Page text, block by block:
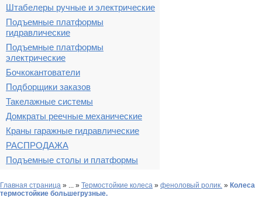
Штабелеры ручные и электрические
Подъемные платформы
гидравлические
Подъемные платформы
электрические
Бочкокантователи
Подборщики заказов
Такелажные системы
Домкраты реечные механические
Краны гаражные гидравлические
РАСПРОДАЖА
Подъемные столы и платформы
Главная страница » ... » Термостойкие колеса » феноловый ролик. » Колеса
термостойкие большегрузные.